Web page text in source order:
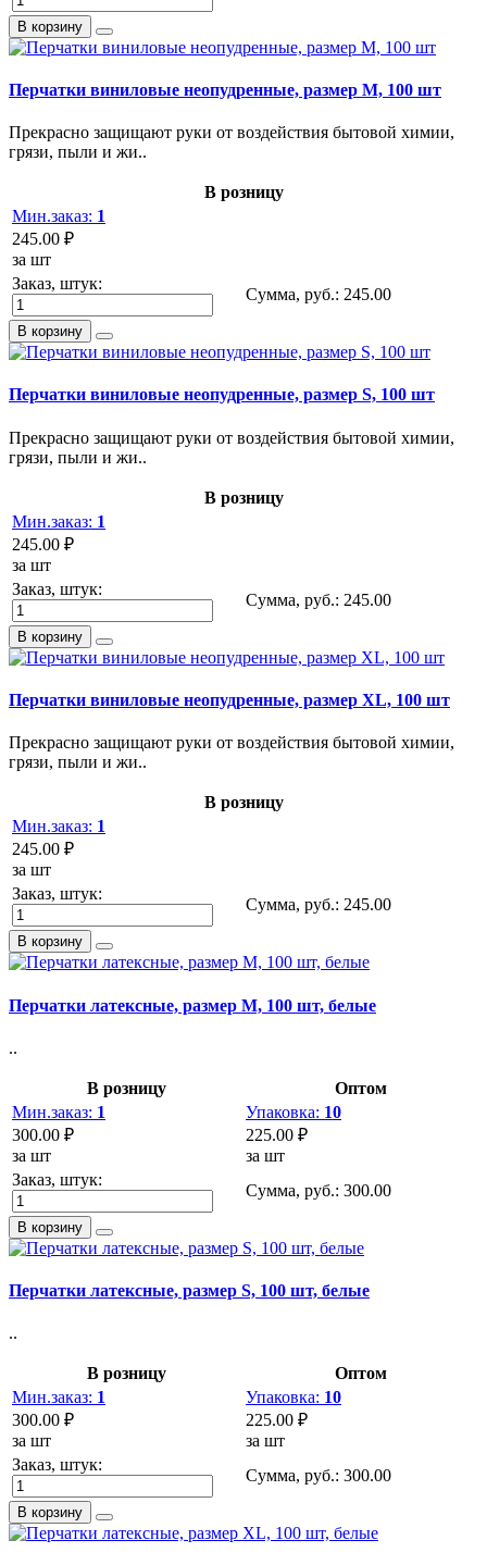
В корзину
Перчатки виниловые неопудренные, размер M, 100 шт
Прекрасно защищают руки от воздействия бытовой химии,
грязи, пыли и жи..
В розницу
Мин.заказ: 1
245.00 ₽
за шт
Заказ, штук:
Сумма, руб.: 245.00
В корзину
Перчатки виниловые неопудренные, размер S, 100 шт
Прекрасно защищают руки от воздействия бытовой химии,
грязи, пыли и жи..
В розницу
Мин.заказ: 1
245.00 ₽
за шт
Заказ, штук:
Сумма, руб.: 245.00
В корзину
Перчатки виниловые неопудренные, размер XL, 100 шт
Прекрасно защищают руки от воздействия бытовой химии,
грязи, пыли и жи..
В розницу
Мин.заказ: 1
245.00 ₽
за шт
Заказ, штук:
Сумма, руб.: 245.00
В корзину
Перчатки латексные, размер M, 100 шт, белые
..
В розницу
Оптом
Мин.заказ: 1
300.00 ₽
за шт
Упаковка: 10
225.00 ₽
за шт
Заказ, штук:
Сумма, руб.: 300.00
В корзину
Перчатки латексные, размер S, 100 шт, белые
..
В розницу
Оптом
Мин.заказ: 1
300.00 ₽
за шт
Упаковка: 10
225.00 ₽
за шт
Заказ, штук:
Сумма, руб.: 300.00
В корзину